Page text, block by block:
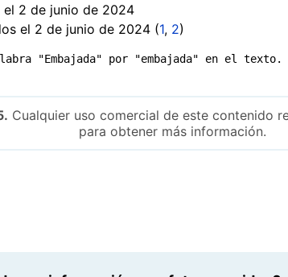
el 2 de junio de 2024
el 2 de junio de 2024 (1, 2)
"Embajada" por "embajada" en el texto.
Cualquier uso comercial de este contenido
para obtener más información.